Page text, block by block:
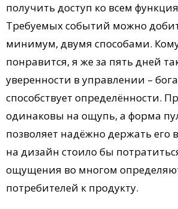
получить доступ ко всем
Требуемых событий можно
минимум, двумя способами.
понравится, я же за пять дней
уверенности в управлении –
способствует определённости.
одинаковы на ощупь, а форма
позволяет надёжно держать его
на дизайн стоило бы
ощущения во многом
потребителей к продукту.